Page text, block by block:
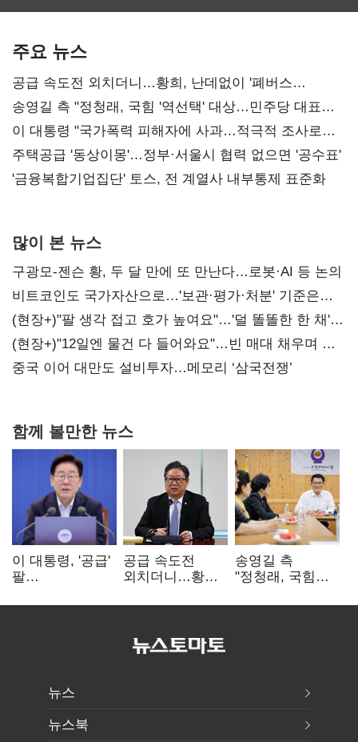
주요 뉴스
공급 속도전 외치더니…황희, 난데없이 '폐버스
리모델링' 제안
송영길 측 "정청래, 국힘 '역선택' 대상…민주당 대표로
총선 지휘 못해"
이 대통령 "국가폭력 피해자에 사과…적극적 조사로
진실 밝혀야"
주택공급 '동상이몽'…정부·서울시 협력 없으면 '공수표'
'금융복합기업집단' 토스, 전 계열사 내부통제 표준화
많이 본 뉴스
구광모-젠슨 황, 두 달 만에 또 만난다…로봇·AI 등 논의
비트코인도 국가자산으로…'보관·평가·처분' 기준은
숙제
(현장+)"팔 생각 접고 호가 높여요"…'덜 똘똘한 한 채'
20억 키맞추기
(현장+)"12일엔 물건 다 들어와요"…빈 매대 채우며 문
연 홈플러스
중국 이어 대만도 설비투자…메모리 ‘삼국전쟁’
함께 볼만한 뉴스
이 대통령, '공급'
팔
여 내부선
공급 속도전
외치더니…황희,
리모델링' 제안
송영길 측
"정청래, 국힘
민주당 대표로
뉴스
뉴스북